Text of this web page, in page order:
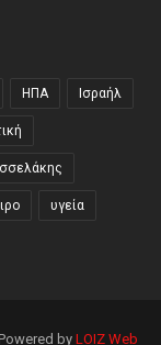
ΗΠΑ Ισραήλ
υγεία
by LOIZ Web